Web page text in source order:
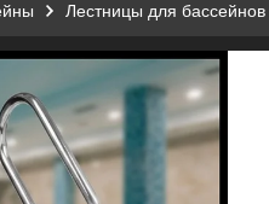
Лестницы для бассейнов